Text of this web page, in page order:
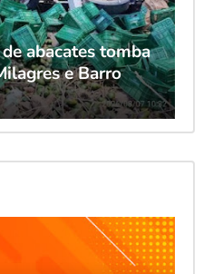
abacates tomba
e Barro